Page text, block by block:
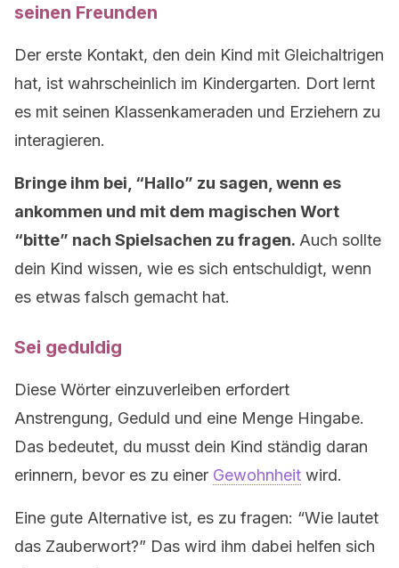
seinen Freunden
Der erste Kontakt, den dein Kind mit Gleichaltrigen
hat, ist wahrscheinlich im Kindergarten. Dort lernt
es mit seinen Klassenkameraden und Erziehern zu
interagieren.
Bringe ihm bei, “Hallo” zu sagen, wenn es
ankommen und mit dem magischen Wort
“bitte” nach Spielsachen zu fragen. Auch sollte
dein Kind wissen, wie es sich entschuldigt, wenn
es etwas falsch gemacht hat.
Sei geduldig
Diese Wörter einzuverleiben erfordert
Anstrengung, Geduld und eine Menge Hingabe.
Das bedeutet, du musst dein Kind ständig daran
erinnern, bevor es zu einer Gewohnheit wird.
Eine gute Alternative ist, es zu fragen: “Wie lautet
das Zauberwort?” Das wird ihm dabei helfen sich